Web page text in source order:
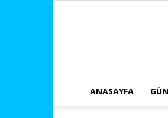
ANASAYFA